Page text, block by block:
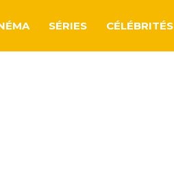
SÉRIES CÉLÉBRITÉS